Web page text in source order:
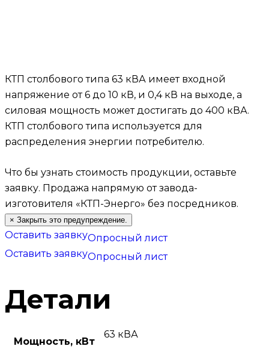
КТП столбового типа 63 кВА имеет входной
напряжение от 6 до 10 кВ, и 0,4 кВ на выходе, а
силовая мощность может достигать до 400 кВА.
КТП столбового типа используется для
распределения энергии потребителю.
Что бы узнать стоимость продукции, оставьте
заявку. Продажа напрямую от завода-
изготовителя «КТП-Энерго» без посредников.
× Закрыть это предупреждение.
Оставить заявкуОпросный лист
Оставить заявкуОпросный лист
Детали
Мощность, кВт
63 кВА